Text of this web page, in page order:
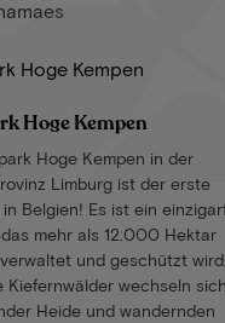
Hoge Kempen
Hoge Kempen in der
Limburg ist der erste
Belgien! Es ist ein
mehr als 12.000 Hektar
und geschützt wird.
Kiefernwälder wechseln
Heide und wandernden